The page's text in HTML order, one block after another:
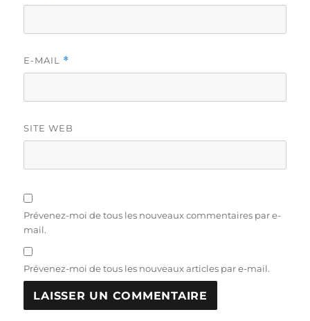
E-MAIL *
SITE WEB
Prévenez-moi de tous les nouveaux commentaires par e-
mail.
Prévenez-moi de tous les nouveaux articles par e-mail.